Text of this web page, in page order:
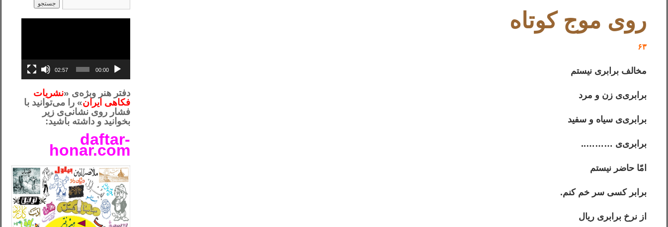
روی موج کوتاه
۶۳
مخالف برابری نیستم
برابری‌ی زن و مرد
برابری‌ی سیاه و سفید
برابری‌ی ………..
امّا حاضر نیستم
برابر کسی سر خم کنم.
از نرخ برابری ریال
00:00
02:57
دفتر هنر وبژه‌ی «نشریات
فکاهی ایران» را می‌توانید با
فشار روی نشانی‌ی زیر
بخوانید و داشته باشید:
daftar-
honar.com